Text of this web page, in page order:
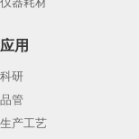
应用
科研
品管
生产工艺